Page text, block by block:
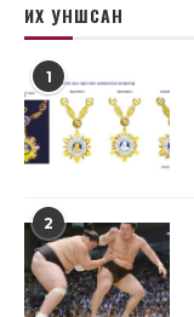
ИХ УНШСАН
1
2